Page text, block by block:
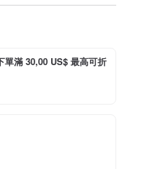
滿 30,00 US$ 最高可折